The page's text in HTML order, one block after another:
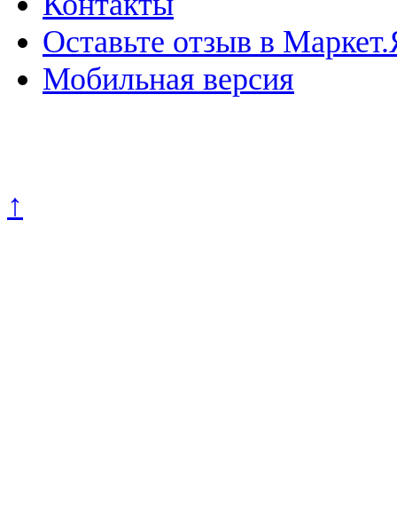
Оставьте отзыв в
Мобильная версия
↑